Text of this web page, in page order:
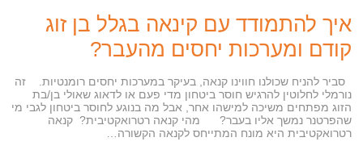
איך להתמודד עם קינאה בגלל בן זוג
קודם ומערכות יחסים מהעבר?
סביר להניח שכולנו חווינו קנאה, בעיקר במערכות יחסים רומנטיות. זה
נורמלי לחלוטין להרגיש חוסר ביטחון מדי פעם או לדאוג שאולי בן/בת
הזוג מפתחים משיכה למישהו אחר, אבל מה בנוגע לחוסר ביטחון לגבי מי
שהפרטנר נמשך אליו בעבר? מהי קנאה רטרואקטיבית? קנאה
רטרואקטיבית היא מונח המתייחס לקנאה הקשורה…